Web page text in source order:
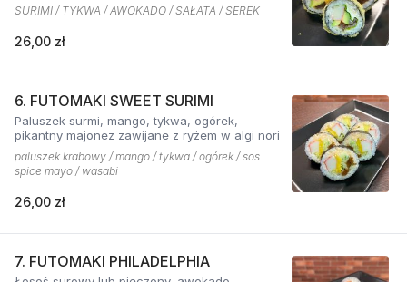
SURIMI / TYKWA / AWOKADO / SAŁATA / SEREK
26,00 zł
6. FUTOMAKI SWEET SURIMI
Paluszek surmi, mango, tykwa, ogórek,
pikantny majonez zawijane z ryżem w algi nori
paluszek krabowy / mango / tykwa / ogórek / sos
spice mayo / wasabi
26,00 zł
7. FUTOMAKI PHILADELPHIA